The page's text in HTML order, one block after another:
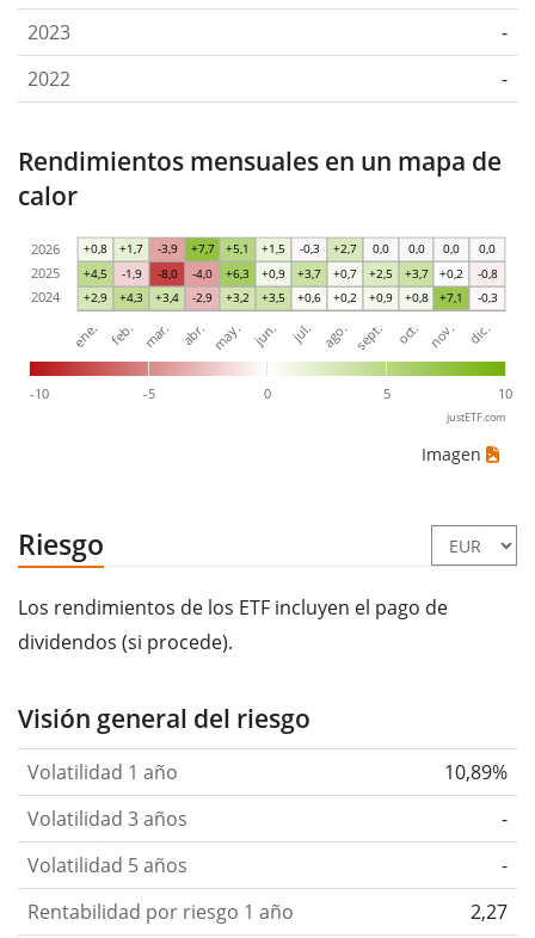
2023
-
2022
-
Rendimientos mensuales en un mapa de
calor
+2,9 +4,3 +3,4 -2,9 +3,2 +3,5 +0,6 +0,2 +0,9 +0,8 +7,1 -0,3
+4,5 -1,9 -8,0 -4,0 +6,3 +0,9 +3,7 +0,7 +2,5 +3,7 +0,2 -0,8
+0,8 +1,7 -3,9 +7,7 +5,1 +1,5 -0,3 +2,7 0,0 0,0 0,0 0,0
-10 -5 0 5 10
ene. feb. mar. abr. may. jun. jul. ago. sept. oct. nov. dic.
2024
2025
2026
justETF.com
Imagen
Riesgo
Los rendimientos de los ETF incluyen el pago de
dividendos (si procede).
Visión general del riesgo
Volatilidad 1 año
10,89%
Volatilidad 3 años
-
Volatilidad 5 años
-
Rentabilidad por riesgo 1 año
2,27